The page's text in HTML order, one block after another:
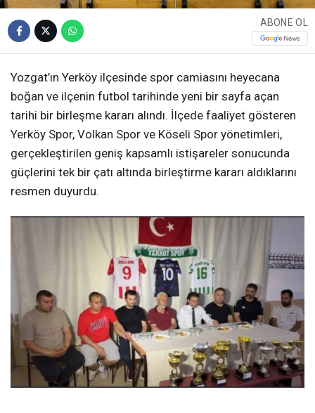
ABONE OL
Yozgat’ın Yerköy ilçesinde spor camiasını heyecana
boğan ve ilçenin futbol tarihinde yeni bir sayfa açan
tarihi bir birleşme kararı alındı. İlçede faaliyet gösteren
Yerköy Spor, Volkan Spor ve Köseli Spor yönetimleri,
gerçekleştirilen geniş kapsamlı istişareler sonucunda
güçlerini tek bir çatı altında birleştirme kararı aldıklarını
resmen duyurdu.